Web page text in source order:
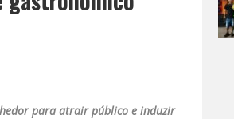
para atrair público e induzir